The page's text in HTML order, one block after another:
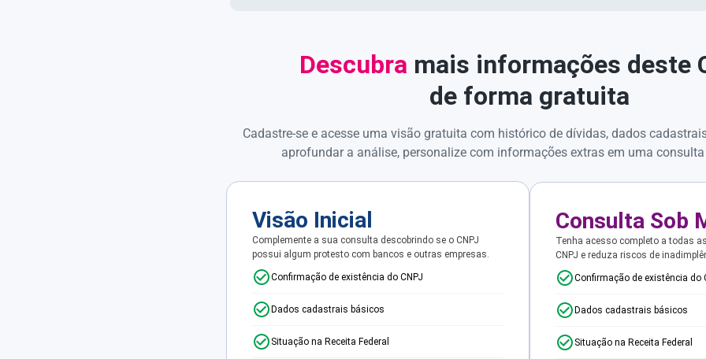
Descubra mais informações deste
de forma gratuita
Cadastre-se e acesse uma visão gratuita com histórico de dívidas, dados
aprofundar a análise, personalize com informações extras em uma
Visão Inicial
Complemente a sua consulta descobrindo se o CNPJ
possui algum protesto com bancos e outras empresas.
Confirmação de existência do CNPJ
Dados cadastrais básicos
Situação na Receita Federal
Consulta Sob
Tenha acesso completo a todas
CNPJ e reduza riscos de
Confirmação de existência do
Dados cadastrais básicos
Situação na Receita Federal